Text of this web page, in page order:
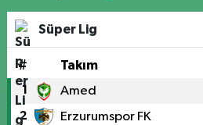
Süper Lig
# Takım
1 Amed
2 Erzurumspor FK